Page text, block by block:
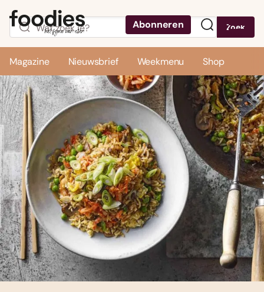
Abonneren Zoek
Magazine Nieuwsbrief Weekmenu Shop